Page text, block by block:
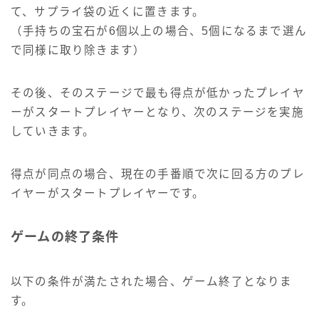
て、サプライ袋の近くに置きます。
（手持ちの宝石が6個以上の場合、5個になるまで選ん
で同様に取り除きます）
その後、そのステージで最も得点が低かったプレイヤ
ーがスタートプレイヤーとなり、次のステージを実施
していきます。
得点が同点の場合、現在の手番順で次に回る方のプレ
イヤーがスタートプレイヤーです。
ゲームの終了条件
以下の条件が満たされた場合、ゲーム終了となりま
す。